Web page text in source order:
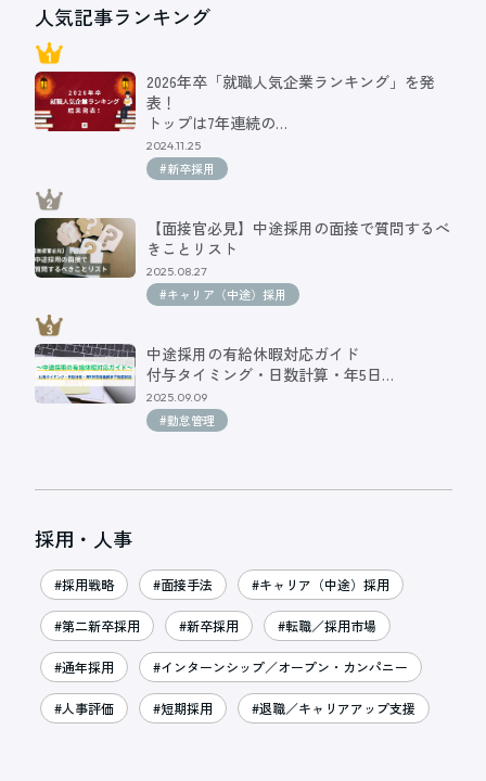
人気記事ランキング
2026年卒「就職人気企業ランキング」を発
表！
トップは7年連続の…
2024.11.25
#新卒採用
【面接官必見】中途採用の面接で質問するべ
きことリスト
2025.08.27
#キャリア（中途）採用
中途採用の有給休暇対応ガイド
付与タイミング・日数計算・年5日…
2025.09.09
#勤怠管理
採用・人事
#採用戦略 #面接手法 #キャリア（中途）採用
#第二新卒採用 #新卒採用 #転職／採用市場
#通年採用 #インターンシップ／オープン・カンパニー
#人事評価 #短期採用 #退職／キャリアアップ支援